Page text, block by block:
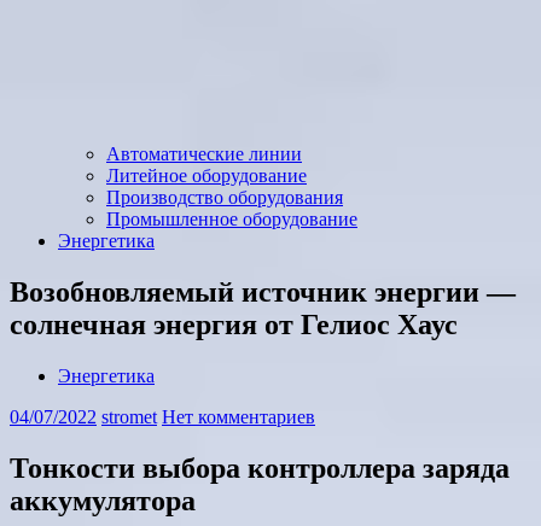
Автоматические линии
Литейное оборудование
Производство оборудования
Промышленное оборудование
Энергетика
Возобновляемый источник энергии —
солнечная энергия от Гелиос Хаус
Энергетика
04/07/2022 stromet Нет комментариев
Тонкости выбора контроллера заряда
аккумулятора